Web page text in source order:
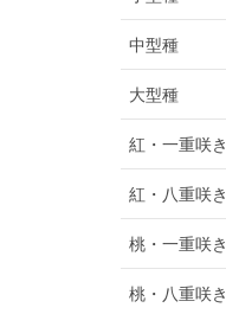
中型種
大型種
紅・一重咲き
紅・八重咲き
桃・一重咲き
桃・八重咲き